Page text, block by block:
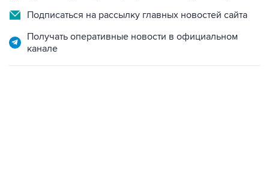
Подписаться на рассылку главных новостей сайта
Получать оперативные новости в официальном
канале